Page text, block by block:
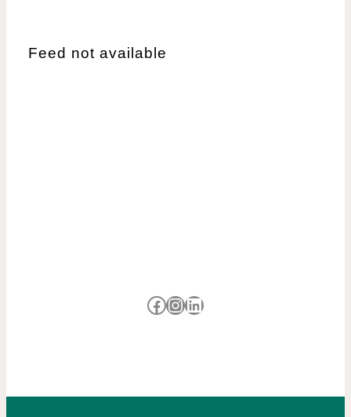
Feed not available
Besuche uns auf Facebook
Besuche uns auf Instagram
LinkedIn